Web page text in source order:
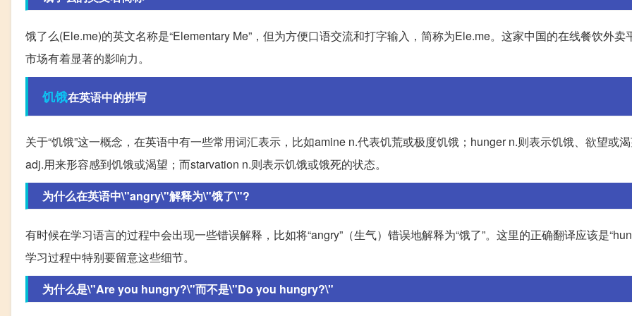
饿了么(Ele.me)的英文名称是“Elementary Me”，但为方便口语交流和打字输入，简称为Ele.me。这家中国的在线餐饮外卖
市场有着显著的影响力。
饥饿在英语中的拼写
关于“饥饿”这一概念，在英语中有一些常用词汇表示，比如amine n.代表饥荒或极度饥饿；hunger n.则表示饥饿、欲望或
adj.用来形容感到饥饿或渴望；而starvation n.则表示饥饿或饿死的状态。
为什么在英语中\"angry\"解释为\"饿了\"?
有时候在学习语言的过程中会出现一些错误解释，比如将“angry”（生气）错误地解释为“饿了”。这里的正确翻译应该是
学习过程中特别要留意这些细节。
为什么是\"Are you hungry?\"而不是\"Do you hungry?\"